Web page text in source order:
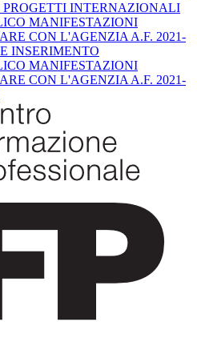
PROGETTI INTERNAZIONALI
MANIFESTAZIONI
CON L'AGENZIA A.F. 2021-
INSERIMENTO
MANIFESTAZIONI
CON L'AGENZIA A.F. 2021-